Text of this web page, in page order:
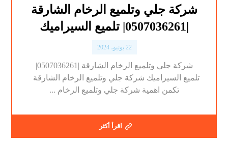
شركة جلي وتلميع الرخام الشارقة
|0507036261| تلميع السيراميك
22 يونيو، 2024
شركة جلي وتلميع الرخام الشارقة |0507036261|
تلميع السيراميك شركة جلي وتلميع الرخام الشارقة
تكمن اهمية شركة جلي وتلميع الرخام ...
اقرأ أكثر